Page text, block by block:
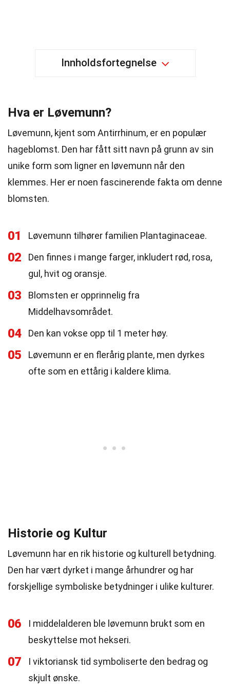
Innholdsfortegnelse
Hva er Løvemunn?
Løvemunn, kjent som Antirrhinum, er en populær
hageblomst. Den har fått sitt navn på grunn av sin
unike form som ligner en løvemunn når den
klemmes. Her er noen fascinerende fakta om denne
blomsten.
01 Løvemunn tilhører familien Plantaginaceae.
02
Den finnes i mange farger, inkludert rød, rosa,
gul, hvit og oransje.
03
Blomsten er opprinnelig fra
Middelhavsområdet.
04 Den kan vokse opp til 1 meter høy.
05
Løvemunn er en flerårig plante, men dyrkes
ofte som en ettårig i kaldere klima.
Historie og Kultur
Løvemunn har en rik historie og kulturell betydning.
Den har vært dyrket i mange århundrer og har
forskjellige symboliske betydninger i ulike kulturer.
06
I middelalderen ble løvemunn brukt som en
beskyttelse mot hekseri.
07
I viktoriansk tid symboliserte den bedrag og
skjult ønske.